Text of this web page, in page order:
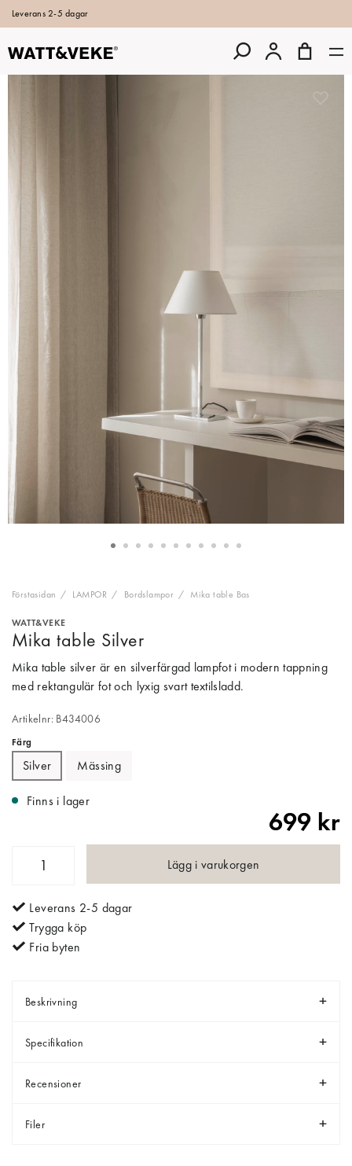
Leverans 2-5 dagar
Förstasidan LAMPOR Bordslampor Mika table Bas
WATT&VEKE
Mika table Silver
Mika table silver är en silverfärgad lampfot i modern tappning
med rektangulär fot och lyxig svart textilsladd.
Artikelnr: B434006
Färg
Silver Mässing
Finns i lager
699 kr
Lägg i varukorgen
Leverans 2-5 dagar
Trygga köp
Fria byten
Beskrivning
Specifikation
Recensioner
Filer